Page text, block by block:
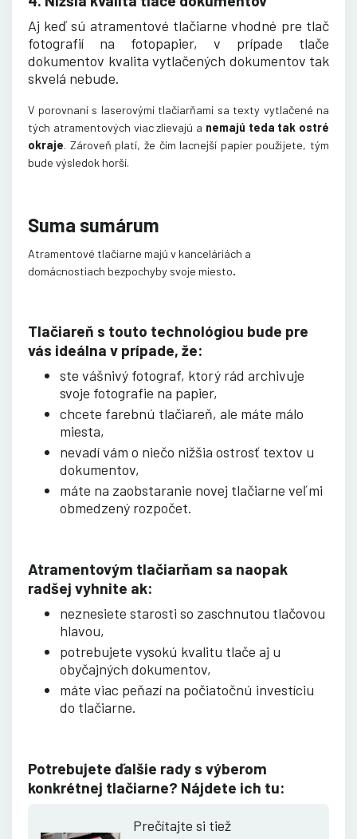
Aj keď sú atramentové tlačiarne vhodné pre tlač
fotografií na fotopapier, v prípade tlače
dokumentov kvalita vytlačených dokumentov tak
skvelá nebude.
V porovnaní s laserovými tlačiarňami sa texty vytlačené na
tých atramentových viac zlievajú a nemajú teda tak ostré
okraje. Zároveň platí, že čím lacnejší papier použijete, tým
bude výsledok horší.
Suma sumárum
Atramentové tlačiarne majú v kanceláriách a
domácnostiach bezpochyby svoje miesto.
Tlačiareň s touto technológiou bude pre
vás ideálna v prípade, že:
ste vášnivý fotograf, ktorý rád archivuje
svoje fotografie na papier,
chcete farebnú tlačiareň, ale máte málo
miesta,
nevadí vám o niečo nižšia ostrosť textov u
dokumentov,
máte na zaobstaranie novej tlačiarne veľmi
obmedzený rozpočet.
Atramentovým tlačiarňam sa naopak
radšej vyhnite ak:
neznesiete starosti so zaschnutou tlačovou
hlavou,
potrebujete vysokú kvalitu tlače aj u
obyčajných dokumentov,
máte viac peňazí na počiatočnú investíciu
do tlačiarne.
Potrebujete ďalšie rady s výberom
konkrétnej tlačiarne? Nájdete ich tu:
Prečítajte si tiež